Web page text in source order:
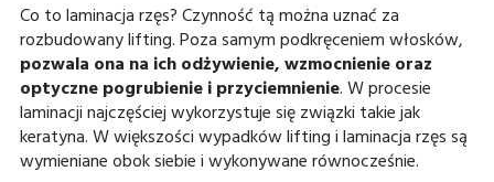
Co to laminacja rzęs? Czynność tą można uznać za
rozbudowany lifting. Poza samym podkręceniem włosków,
pozwala ona na ich odżywienie, wzmocnienie oraz
optyczne pogrubienie i przyciemnienie. W procesie
laminacji najczęściej wykorzystuje się związki takie jak
keratyna. W większości wypadków lifting i laminacja rzęs są
wymieniane obok siebie i wykonywane równocześnie.